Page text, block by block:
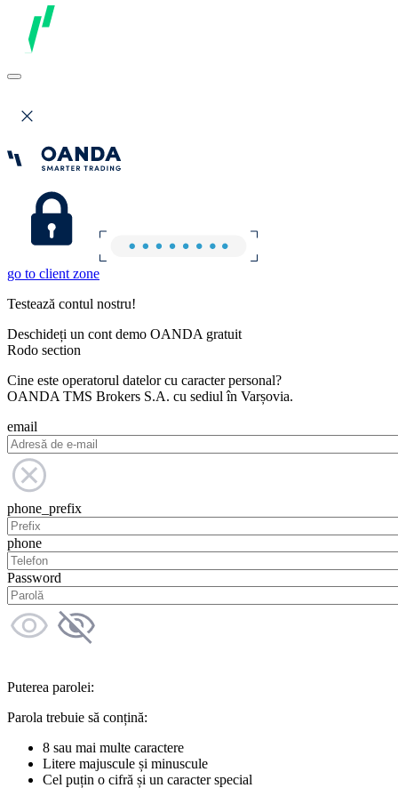
go to client zone
Testează contul nostru!
Deschideți un cont demo OANDA gratuit
Rodo section
Cine este operatorul datelor cu caracter personal?
OANDA TMS Brokers S.A. cu sediul în Varșovia.
email
phone_prefix
phone
Password
Puterea parolei:
Parola trebuie să conțină:
8 sau mai multe caractere
Litere majuscule și minuscule
Cel puțin o cifră și un caracter special